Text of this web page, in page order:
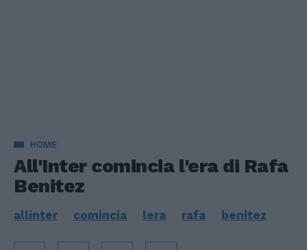
HOME
All'Inter comincia l'era di Rafa
Benitez
allinter comincia lera rafa benitez